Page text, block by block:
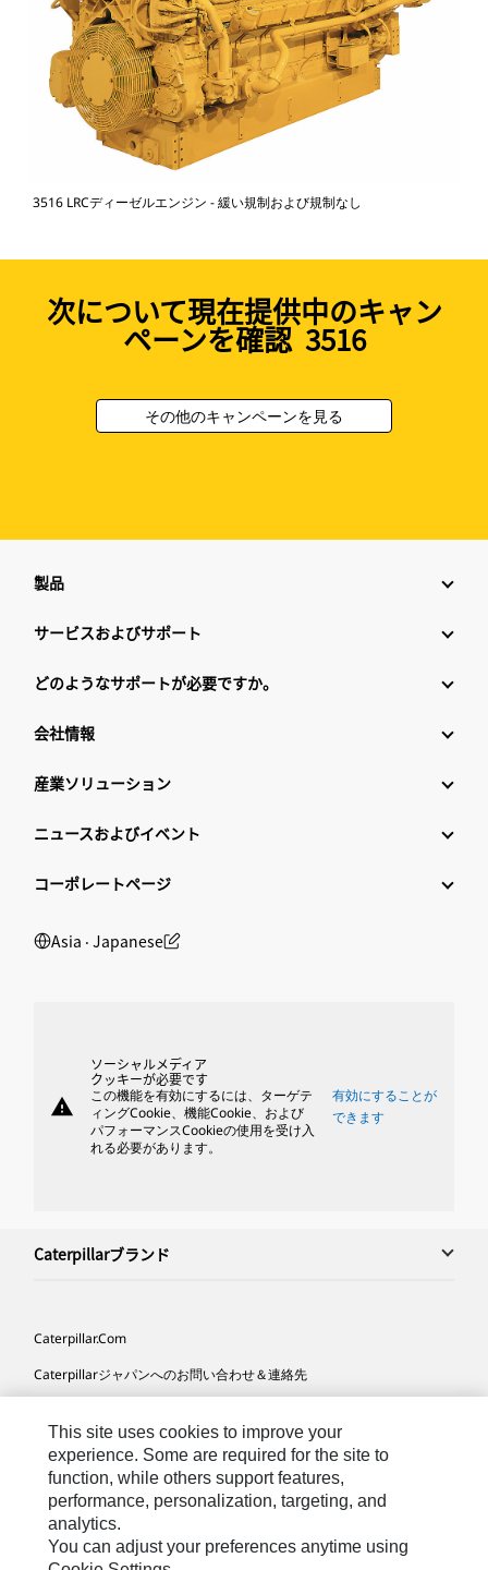
3516 LRCディーゼルエンジン - 緩い規制および規制なし
次について現在提供中のキャン
ペーンを確認 3516
その他のキャンペーンを見る
製品
サービスおよびサポート
どのようなサポートが必要ですか。
会社情報
産業ソリューション
ニュースおよびイベント
コーポレートページ
Asia ‧ Japanese
warning
ソーシャルメディア
クッキーが必要です
この機能を有効にするには、ターゲテ
ィングCookie、機能Cookie、および
パフォーマンスCookieの使用を受け入
れる必要があります。
有効にすることが
できます
Caterpillarブランド
Caterpillar.com
Caterpillarジャパンへのお問い合わせ＆連絡先
サイト･マップ
Cookie Settings
法的事項
プライバシー
This site uses cookies to improve your
experience. Some are required for the site to
function, while others support features,
performance, personalization, targeting, and
analytics.
You can adjust your preferences anytime using